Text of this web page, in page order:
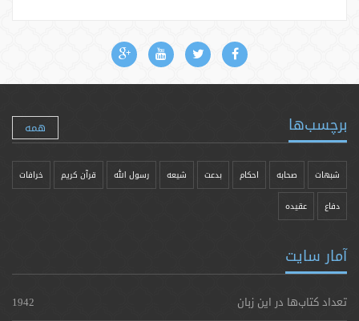
برچسب‌ها همه
شبهات صحابه احکام بدعت شیعه رسول الله قرآن کریم خرافات
دفاع عقیده
آمار سایت
تعداد کتاب‌ها در این زبان 1942